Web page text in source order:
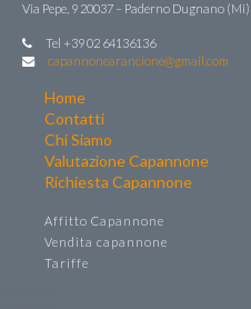
Via Pepe, 9 20037 – Paderno Dugnano (Mi)
Tel +39 02 64136136
capannonearancione@gmail.com
Home
Contatti
Chi Siamo
Valutazione Capannone
Richiesta Capannone
Affitto Capannone
Vendita capannone
Tariffe